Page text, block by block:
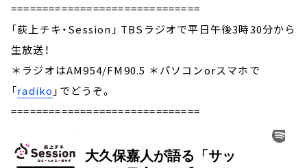
==============================
「荻上チキ・Session」 TBSラジオで平日午後3時30分から
生放送！
＊ラジオはAM954/FM90.5 ＊パソコンorスマホで
「radiko 」でどうぞ。
==============================